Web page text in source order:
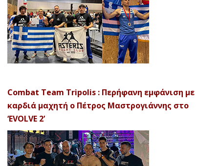
Combat Team Tripolis : Περήφανη εμφάνιση με
καρδιά μαχητή ο Πέτρος Μαστρογιάννης στο
‘EVOLVE 2’